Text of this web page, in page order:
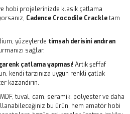
hobi projelerinizde klasik çatlama
Cadence Crocodile Crackletam
yüzeylerde timsah derisini andıran
sağlar.
çatlama yapması! Artık şeffaf
kendi tarzınıza uygun renkli çatlak
kazandırın.
tuval, cam, seramik, polyester ve daha
bu ürün, hem amatör hobi